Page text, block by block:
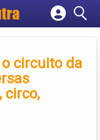
circuito da
circo,